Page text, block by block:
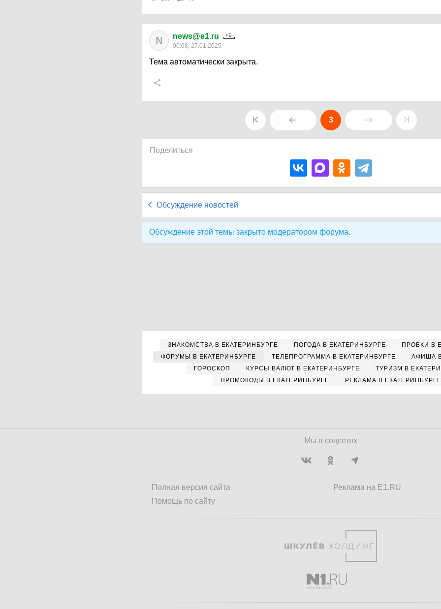
N news@e1.ru
00:08, 27.01.2025
Тема автоматически закрыта.
3
Поделиться
Обсуждение новостей
Обсуждение этой темы закрыто модератором форума.
ЗНАКОМСТВА В ЕКАТЕРИНБУРГЕ ПОГОДА В ЕКАТЕРИНБУРГЕ
ПРОБКИ В
ФОРУМЫ В ЕКАТЕРИНБУРГЕ
ТЕЛЕПРОГРАММА В ЕКАТЕРИНБУРГЕ
АФИША
ГОРОСКОП
КУРСЫ ВАЛЮТ В ЕКАТЕРИНБУРГЕ
ТУРИЗМ В
ПРОМОКОДЫ В ЕКАТЕРИНБУРГЕ
РЕКЛАМА В ЕКАТЕРИНБУРГЕ
Мы в соцсетях
Полная версия сайта
Помощь по сайту
Реклама на E1.RU